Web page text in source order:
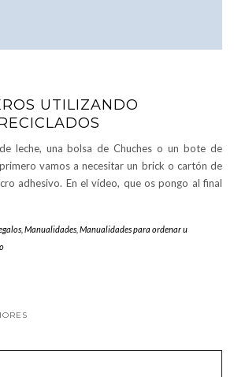
UTILIZANDO
leche, una bolsa de Chuches o un bote de
vamos a necesitar un brick o cartón de
adhesivo. En el vídeo, que os pongo al final
Manualidades Manualidades para ordenar u